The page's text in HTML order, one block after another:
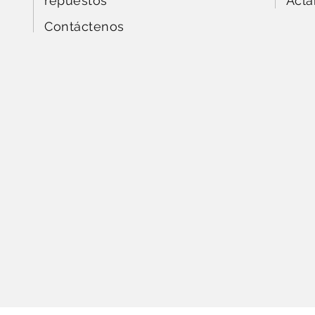
Contáctenos